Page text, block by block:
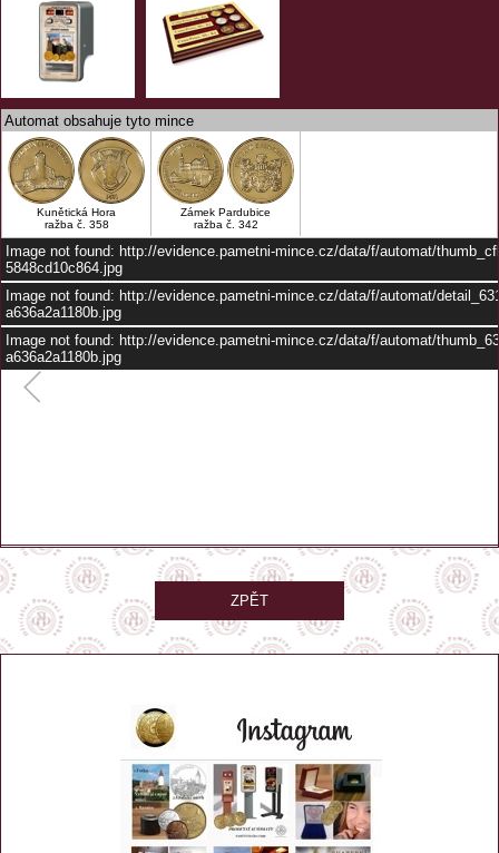
Automat obsahuje tyto mince
Kunětická Hora
ražba č. 358
Zámek Pardubice
ražba č. 342
Image not found: http://evidence.pametni-mince.cz/data/f/automat/
5848cd10c864.jpg
Image not found: http://evidence.pametni-mince.cz/data/f/automat/
a636a2a1180b.jpg
Image not found: http://evidence.pametni-mince.cz/data/f/automat/
a636a2a1180b.jpg
automat je umístěn venku na zdi v restauraci Pod Kunětickou horou GPS:
50.0814147, 15.8054589
Zobrazit na mapě
ZPĚT